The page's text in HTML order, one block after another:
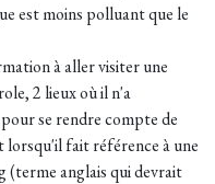
est moins polluant que le
à aller visiter une
2 lieux où il n'a
se rendre compte de
fait référence à une
(terme anglais qui devrait